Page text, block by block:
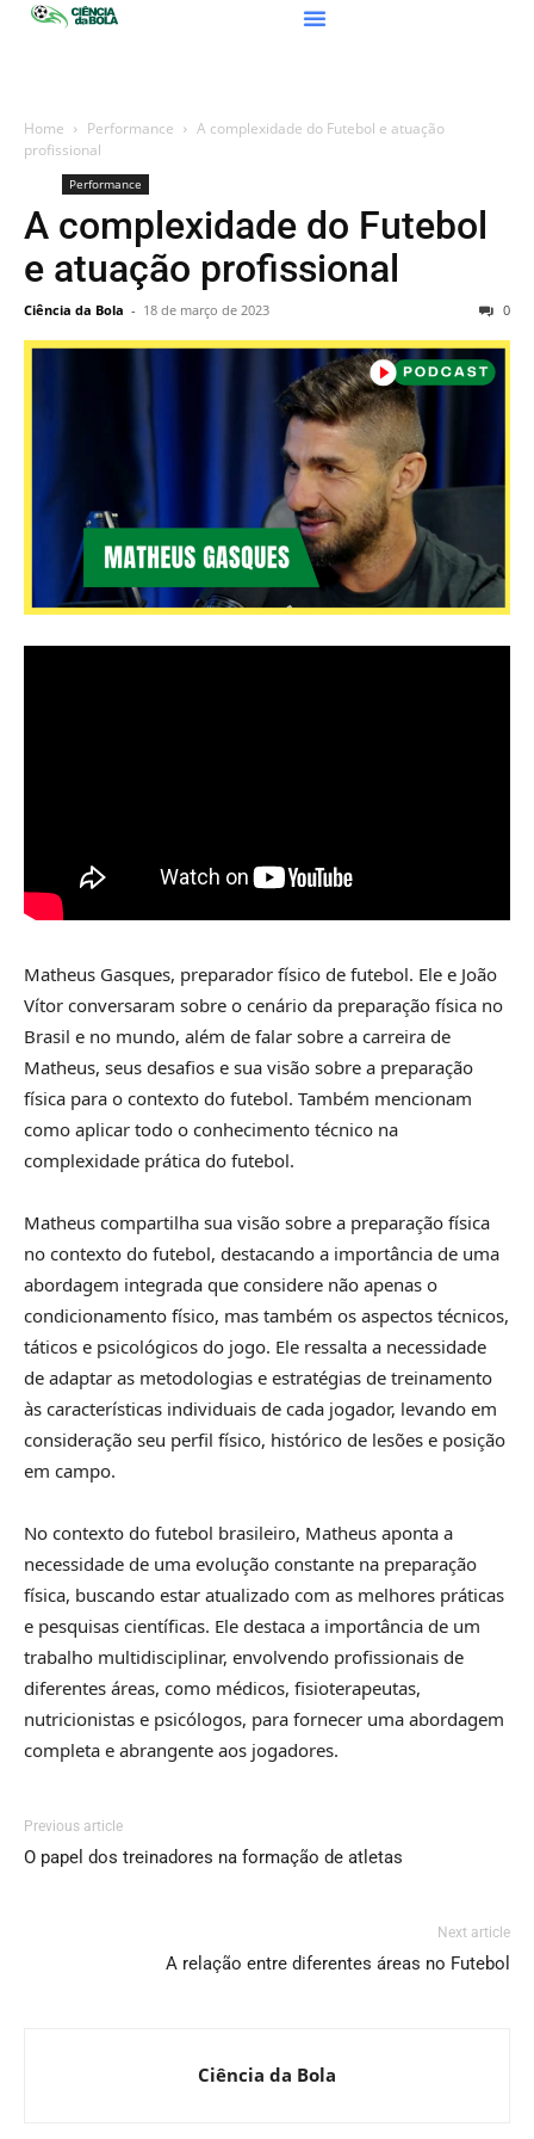
Home Performance
A complexidade do Futebol e atuação
profissional
Performance
A complexidade do Futebol
e atuação profissional
Ciência da Bola - 18 de março de 2023 0
Matheus Gasques, preparador físico de futebol. Ele e João
Vítor conversaram sobre o cenário da preparação física no
Brasil e no mundo, além de falar sobre a carreira de
Matheus, seus desafios e sua visão sobre a preparação
física para o contexto do futebol. Também mencionam
como aplicar todo o conhecimento técnico na
complexidade prática do futebol.
Matheus compartilha sua visão sobre a preparação física
no contexto do futebol, destacando a importância de uma
abordagem integrada que considere não apenas o
condicionamento físico, mas também os aspectos técnicos,
táticos e psicológicos do jogo. Ele ressalta a necessidade
de adaptar as metodologias e estratégias de treinamento
às características individuais de cada jogador, levando em
consideração seu perfil físico, histórico de lesões e posição
em campo.
No contexto do futebol brasileiro, Matheus aponta a
necessidade de uma evolução constante na preparação
física, buscando estar atualizado com as melhores práticas
e pesquisas científicas. Ele destaca a importância de um
trabalho multidisciplinar, envolvendo profissionais de
diferentes áreas, como médicos, fisioterapeutas,
nutricionistas e psicólogos, para fornecer uma abordagem
completa e abrangente aos jogadores.
Previous article
O papel dos treinadores na formação de atletas
Next article
A relação entre diferentes áreas no Futebol
Ciência da Bola